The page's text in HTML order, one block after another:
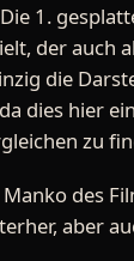
1.
der auch
die
dies hier
zu
des
aber